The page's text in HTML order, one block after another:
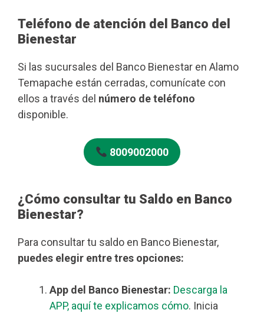
Teléfono de atención del Banco del
Bienestar
Si las sucursales del Banco Bienestar en Alamo
Temapache están cerradas, comunícate con
ellos a través del número de teléfono
disponible.
8009002000
¿Cómo consultar tu Saldo en Banco
Bienestar?
Para consultar tu saldo en Banco Bienestar,
puedes elegir entre tres opciones:
App del Banco Bienestar: Descarga la
APP, aquí te explicamos cómo. Inicia